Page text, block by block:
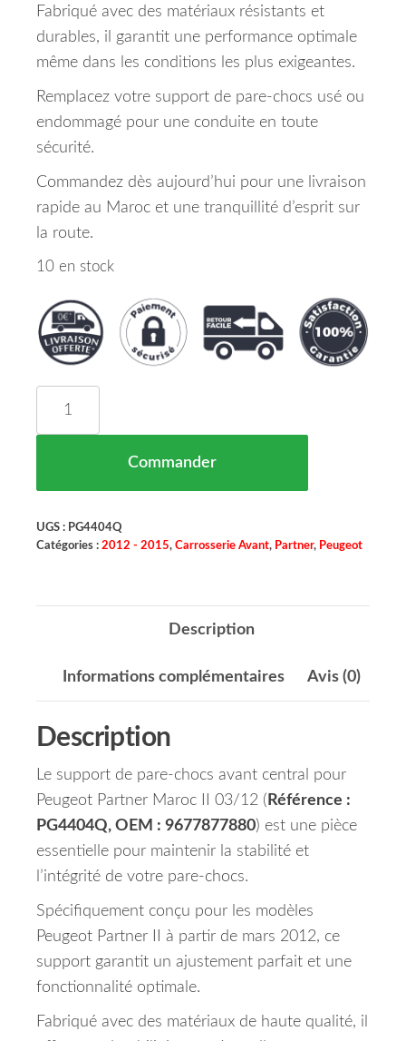
Fabriqué avec des matériaux résistants et
durables, il garantit une performance optimale
même dans les conditions les plus exigeantes.
Remplacez votre support de pare-chocs usé ou
endommagé pour une conduite en toute
sécurité.
Commandez dès aujourd’hui pour une livraison
rapide au Maroc et une tranquillité d’esprit sur
la route.
10 en stock
Commander
UGS : PG4404Q
Catégories : 2012 - 2015, Carrosserie Avant, Partner, Peugeot
Description
Informations complémentaires Avis (0)
Description
Le support de pare-chocs avant central pour
Peugeot Partner Maroc II 03/12 ( Référence :
PG4404Q, OEM : 9677877880) est une pièce
essentielle pour maintenir la stabilité et
l’intégrité de votre pare-chocs.
Spécifiquement conçu pour les modèles
Peugeot Partner II à partir de mars 2012, ce
support garantit un ajustement parfait et une
fonctionnalité optimale.
Fabriqué avec des matériaux de haute qualité, il